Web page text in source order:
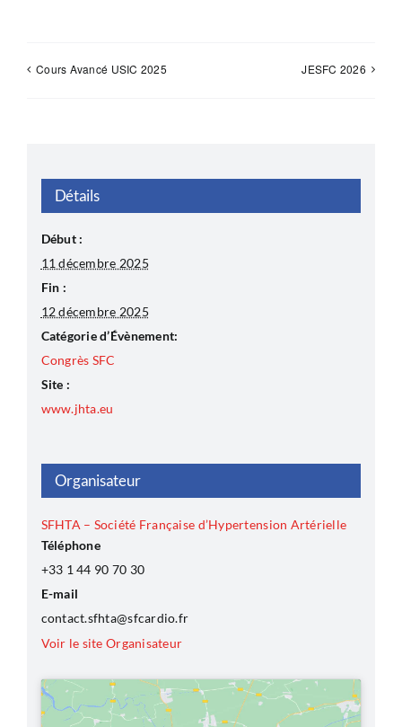
Cours Avancé USIC 2025 JESFC 2026
Détails
Début :
11 décembre 2025
Fin :
12 décembre 2025
Catégorie d’Évènement:
Congrès SFC
Site :
www.jhta.eu
Organisateur
SFHTA – Société Française d’Hypertension Artérielle
Téléphone
+33 1 44 90 70 30
E-mail
contact.sfhta@sfcardio.fr
Voir le site Organisateur